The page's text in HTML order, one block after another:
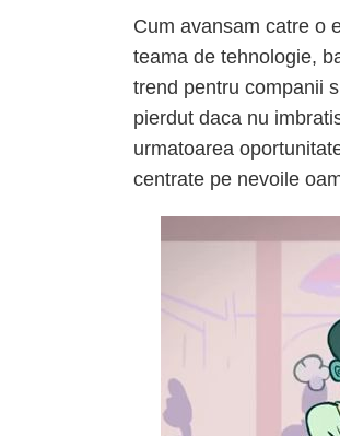
Cum avansam catre o
teama de tehnologie,
trend pentru companii
pierdut daca nu
urmatoarea
centrate pe nevoile